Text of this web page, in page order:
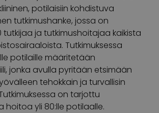
potilaisiin kohdistuva
tutkimushanke, jossa on
tutkijaa ja tutkimushoitajaa kaikista
Tutkimuksessa
potilaille määritetään
jonka avulla pyritään etsimään
tehokkain ja turvallisin
on tarjottu
hoitoa yli 80:lle potilaalle.